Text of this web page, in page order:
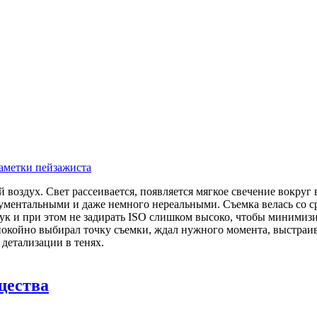
пейзажиста
Свет рассеивается, появляется мягкое свечение
и даже немного нереальными. Съемка велась
и при этом не задирать ISO слишком высоко, чтобы
выбирал точку съемки, ждал нужного момента,
в тенях.